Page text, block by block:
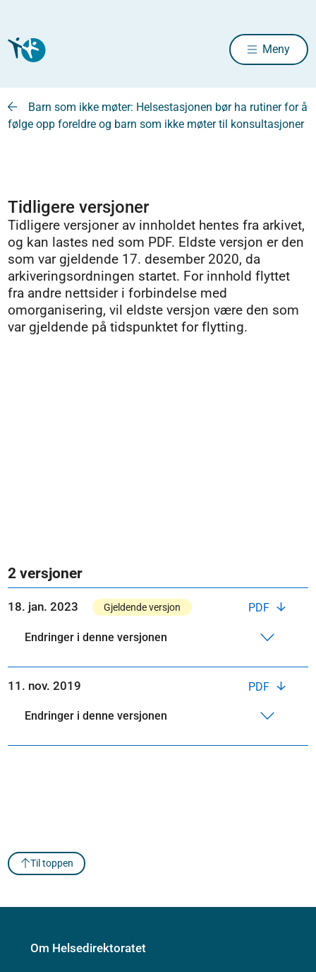
Meny
Barn som ikke møter: Helsestasjonen bør ha rutiner for å
følge opp foreldre og barn som ikke møter til konsultasjoner
Tidligere versjoner
Tidligere versjoner av innholdet hentes fra arkivet,
og kan lastes ned som PDF. Eldste versjon er den
som var gjeldende 17. desember 2020, da
arkiveringsordningen startet. For innhold flyttet
fra andre nettsider i forbindelse med
omorganisering, vil eldste versjon være den som
var gjeldende på tidspunktet for flytting.
2 versjoner
PDF
18. jan. 2023 Gjeldende versjon
Endringer i denne versjonen
PDF
11. nov. 2019
Endringer i denne versjonen
Til toppen
Om Helsedirektoratet